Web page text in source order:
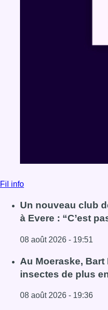
Fil info
Un nouveau club
à Evere : “C’est
08 août 2026 - 19:51
Lire l'article Un nouveau
Au Moeraske,
insectes de plus
08 août 2026 - 19:36